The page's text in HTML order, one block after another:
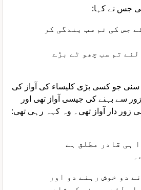
جس نے کہا:
جس کی تم سب بندگی کر
تم سب چھو ٹے بڑے
سنی جو کسی بڑی کلیساء کی آواز کی
سے بہنے کی جیسی آواز تھی اور
زور دار آواز تھی۔ وہ کہہ رہی تھی:
ہی قادر مطلق ہے
دو خوش رہنے دو اور